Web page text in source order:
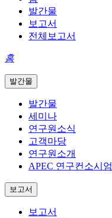
발간물
보고서
전체보고서
홈
발간물
발간물
세미나
연구원소식
고객마당
연구원소개
APEC 연구컨소시엄
보고서
보고서